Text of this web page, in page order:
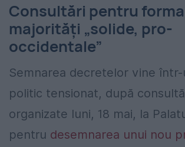
Consultări pentru
majorități „solide, pro-
occidentale”
Semnarea decretelor vine
politic tensionat, după
organizate luni, 18 mai, la
pentru desemnarea unui nou